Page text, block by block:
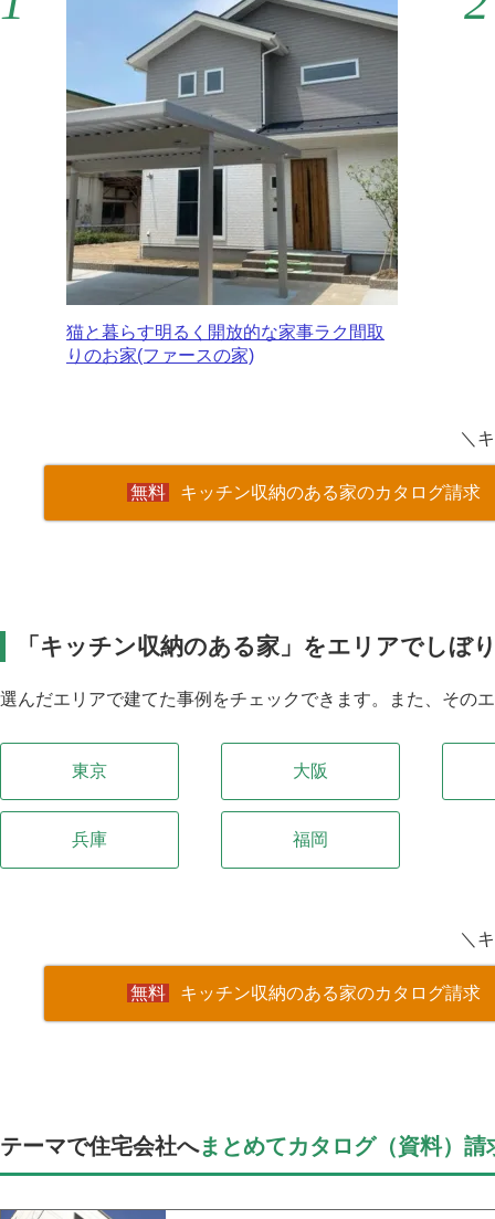
猫と暮らす明るく開放的な家事ラク間取
りのお家(ファースの家)
＼
キッチン収納のある家のカタログ請求
「キッチン収納のある家」をエリアでしぼ
選んだエリアで建てた事例をチェックできます。また、その
東京 大阪
兵庫 福岡
＼
キッチン収納のある家のカタログ請求
テーマで住宅会社へまとめてカタログ（資料）請